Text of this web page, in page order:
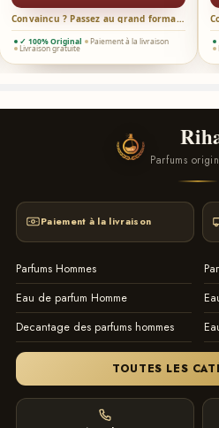
Convaincu ? Passez au grand format →
✓ 100% Original Paiement à la livraison
Livraison gratuite
Parfums
Paiement à la livraison
Parfums Hommes
Eau de parfum Homme
Decantage des parfums hommes
TOUTES LES